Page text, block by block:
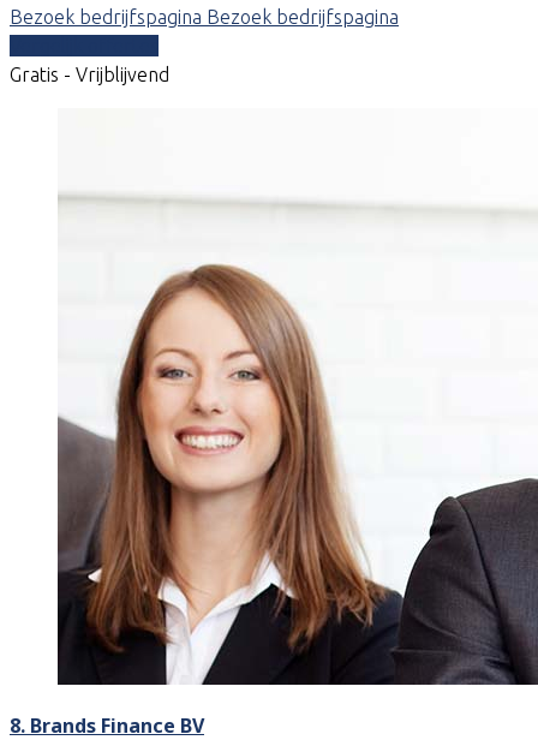
Bezoek bedrijfspagina Bezoek bedrijfspagina
Gratis - Vrijblijvend
8. Brands Finance BV